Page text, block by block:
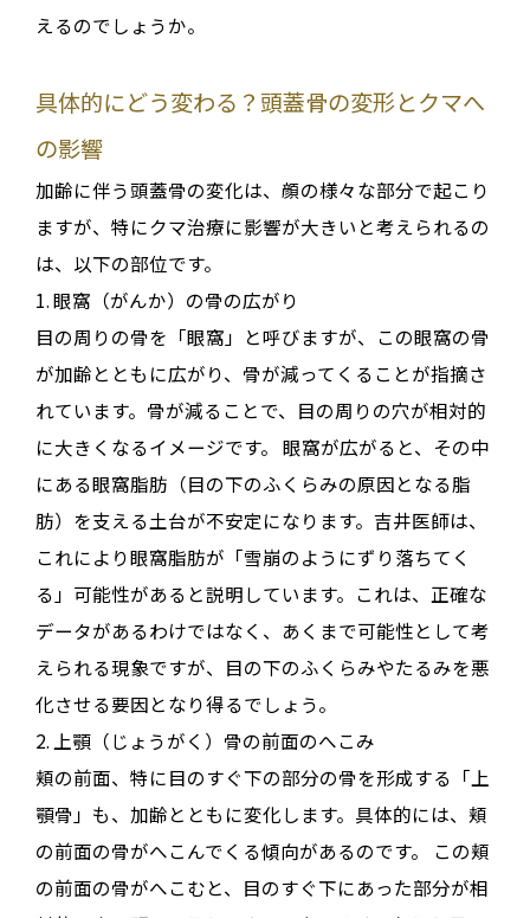
えるのでしょうか。
具体的にどう変わる？頭蓋骨の変形とクマへ
の影響
加齢に伴う頭蓋骨の変化は、顔の様々な部分で起こり
ますが、特にクマ治療に影響が大きいと考えられるの
は、以下の部位です。
1.眼窩（がんか）の骨の広がり
目の周りの骨を「眼窩」と呼びますが、この眼窩の骨
が加齢とともに広がり、骨が減ってくることが指摘さ
れています。骨が減ることで、目の周りの穴が相対的
に大きくなるイメージです。 眼窩が広がると、その中
にある眼窩脂肪（目の下のふくらみの原因となる脂
肪）を支える土台が不安定になります。吉井医師は、
これにより眼窩脂肪が「雪崩のようにずり落ちてく
る」可能性があると説明しています。これは、正確な
データがあるわけではなく、あくまで可能性として考
えられる現象ですが、目の下のふくらみやたるみを悪
化させる要因となり得るでしょう。
2. 上顎（じょうがく）骨の前面のへこみ
頬の前面、特に目のすぐ下の部分の骨を形成する「上
顎骨」も、加齢とともに変化します。具体的には、 頬
の前面の骨がへこんでくる傾向があるのです。
この頬
の前面の骨がへこむと、目のすぐ下にあった部分が相